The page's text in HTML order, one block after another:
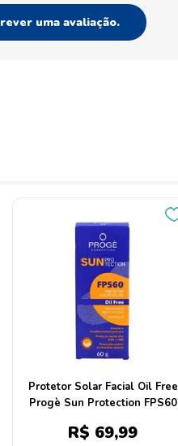
uma avaliação.
Protetor Solar Facial Oil Free
Progè Sun Protection FPS60
R$ 69,99